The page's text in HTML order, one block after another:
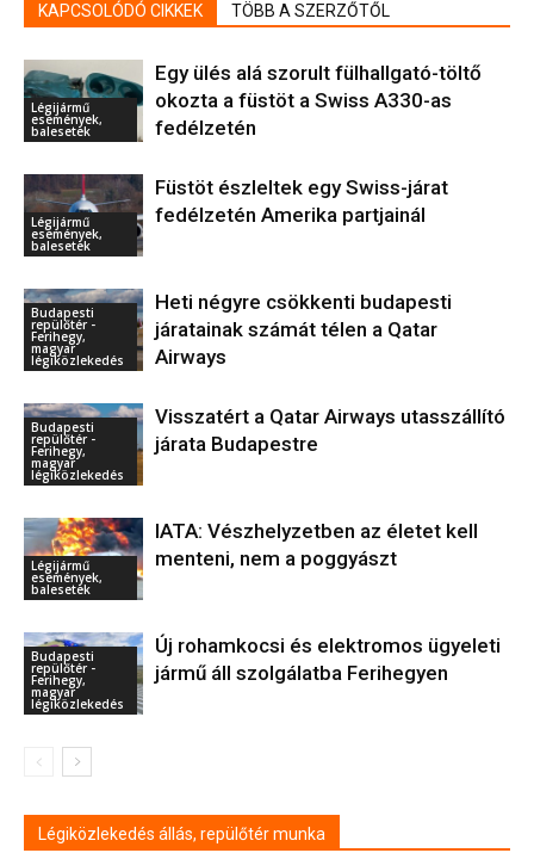
KAPCSOLÓDÓ CIKKEK TÖBB A SZERZŐTŐL
Légijármű
események,
balesetek
Egy ülés alá szorult fülhallgató-töltő
okozta a füstöt a Swiss A330-as
fedélzetén
Légijármű
események,
balesetek
Füstöt észleltek egy Swiss-járat
fedélzetén Amerika partjainál
Budapesti
repülőtér -
Ferihegy,
magyar
légiközlekedés
Heti négyre csökkenti budapesti
járatainak számát télen a Qatar
Airways
Budapesti
repülőtér -
Ferihegy,
magyar
légiközlekedés
Visszatért a Qatar Airways utasszállító
járata Budapestre
Légijármű
események,
balesetek
IATA: Vészhelyzetben az életet kell
menteni, nem a poggyászt
Budapesti
repülőtér -
Ferihegy,
magyar
légiközlekedés
Új rohamkocsi és elektromos ügyeleti
jármű áll szolgálatba Ferihegyen
Légiközlekedés állás, repülőtér munka